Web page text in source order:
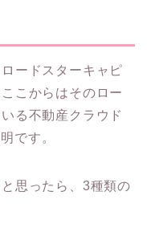
ードスターキャピ
こからはそのロー
る不動産クラウド
です。
思ったら、3種類の